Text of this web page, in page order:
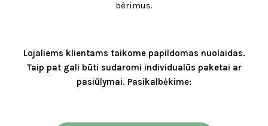
bėrimus.
Lojaliems klientams taikome papildomas nuolaidas.
Taip pat gali būti sudaromi individualūs paketai ar
pasiūlymai. Pasikalbėkime: